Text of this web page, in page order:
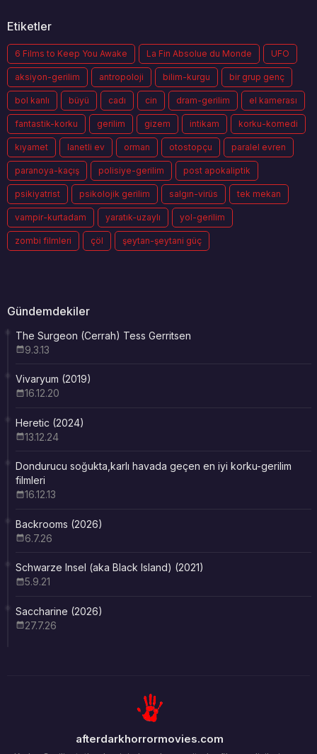
Etiketler
6 Films to Keep You Awake La Fin Absolue du Monde UFO
aksiyon-gerilim antropoloji bilim-kurgu bir grup genç
bol kanlı büyü cadı cin dram-gerilim el kamerası
fantastik-korku gerilim gizem intikam korku-komedi
kıyamet lanetli ev orman otostopçu paralel evren
paranoya-kaçış polisiye-gerilim post apokaliptik
psikiyatrist psikolojik gerilim salgın-virüs tek mekan
vampir-kurtadam yaratık-uzaylı yol-gerilim
zombi filmleri çöl şeytan-şeytani güç
Gündemdekiler
The Surgeon (Cerrah) Tess Gerritsen
9.3.13
Vivaryum (2019)
16.12.20
Heretic (2024)
13.12.24
Dondurucu soğukta,karlı havada geçen en iyi korku-gerilim
filmleri
16.12.13
Backrooms (2026)
6.7.26
Schwarze Insel (aka Black Island) (2021)
5.9.21
Saccharine (2026)
27.7.26
afterdarkhorrormovies.com